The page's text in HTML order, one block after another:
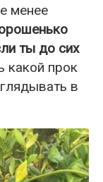
менее
ты до сих
какой прок
в